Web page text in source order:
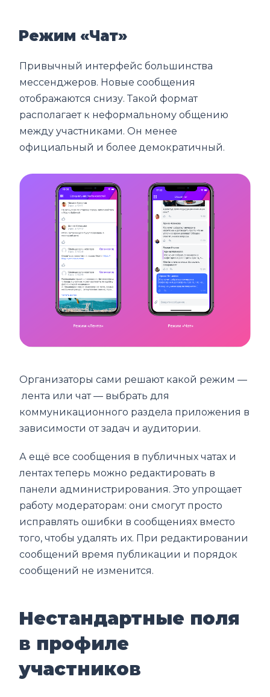
Режим «Чат»
Привычный интерфейс большинства
мессенджеров. Новые сообщения
отображаются снизу. Такой формат
располагает к неформальному общению
между участниками. Он менее
официальный и более демократичный.
Организаторы сами решают какой режим —
лента или чат — выбрать для
коммуникационного раздела приложения в
зависимости от задач и аудитории.
А ещё все сообщения в публичных чатах и
лентах теперь можно редактировать в
панели администрирования. Это упрощает
работу модераторам: они смогут просто
исправлять ошибки в сообщениях вместо
того, чтобы удалять их. При редактировании
сообщений время публикации и порядок
сообщений не изменится.
Нестандартные поля
в профиле
участников